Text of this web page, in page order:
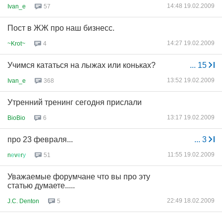
Ivan_e 57 14:48 19.02.2009
Пост в ЖЖ про наш бизнесс.
~Krot~ 4 14:27 19.02.2009
... 15
Учимся кататься на лыжах или коньках?
Ivan_e 368 13:52 19.02.2009
Утренний тренинг сегодня прислали
BioBio 6 13:17 19.02.2009
... 3
про 23 февраля...
nеvеrу 51 11:55 19.02.2009
Уважаемые форумчане что вы про эту
статью думаете.....
J.C. Denton 5 22:49 18.02.2009